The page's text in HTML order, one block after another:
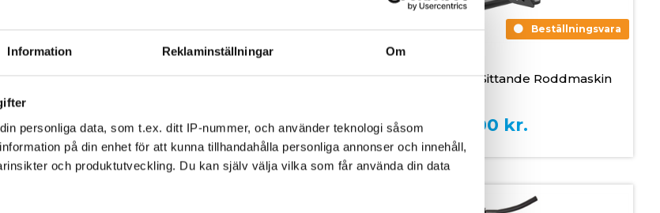
Information Reklaminställningar Om
personliga data, som t.ex. ditt IP-nummer, och använder teknologi såsom
på din enhet för att kunna tillhandahålla personliga annonser och innehåll,
och produktutveckling. Du kan själv välja vilka som får använda din data
Beställningsvara
PLX-8400 assisterad Pull Up / Chin Up /
44.999,00 kr.
Beställningsvara
Toorx PLX-8450 Isolerad Sittande Roddmaskin
44.999,00 kr.